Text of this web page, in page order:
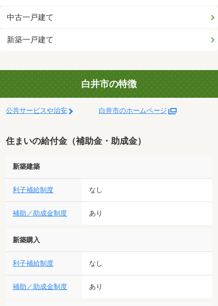
中古一戸建て
新築一戸建て
白井市の特徴
公共サービスや治安 白井市のホームページ
住まいの給付金（補助金・助成金）
新築建築
利子補給制度 なし
補助／助成金制度 あり
新築購入
利子補給制度 なし
補助／助成金制度 あり